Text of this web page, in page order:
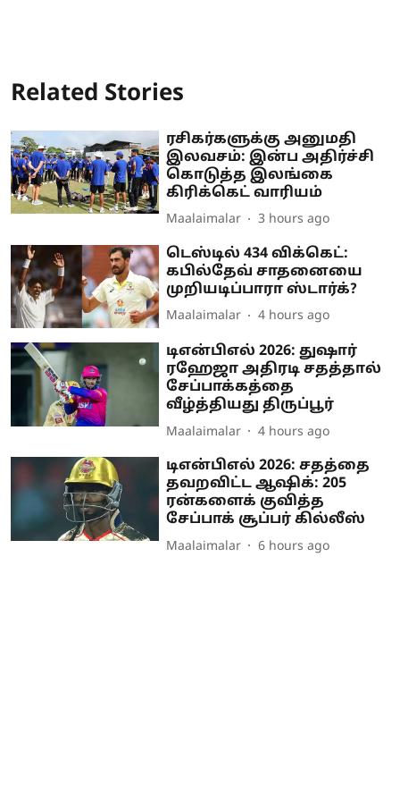
Related Stories
ரசிகர்களுக்கு அனுமதி
இலவசம்: இன்ப அதிர்ச்சி
கொடுத்த இலங்கை
கிரிக்கெட் வாரியம்
Maalaimalar 3 hours ago
டெஸ்டில் 434 விக்கெட்:
கபில்தேவ் சாதனையை
முறியடிப்பாரா ஸ்டார்க்?
Maalaimalar 4 hours ago
டிஎன்பிஎல் 2026: துஷார்
ரஹேஜா அதிரடி சதத்தால்
சேப்பாக்கத்தை
வீழ்த்தியது திருப்பூர்
Maalaimalar 4 hours ago
டிஎன்பிஎல் 2026: சதத்தை
தவறவிட்ட ஆஷிக்: 205
ரன்களைக் குவித்த
சேப்பாக் சூப்பர் கில்லீஸ்
Maalaimalar 6 hours ago